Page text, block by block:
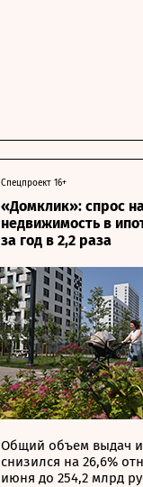
Спецпроект 16+
«Домклик»: спрос
недвижимость в
за год в 2,2 раза
Общий объем выдач
снизился на 26,6%
июня до 254,2 млрд